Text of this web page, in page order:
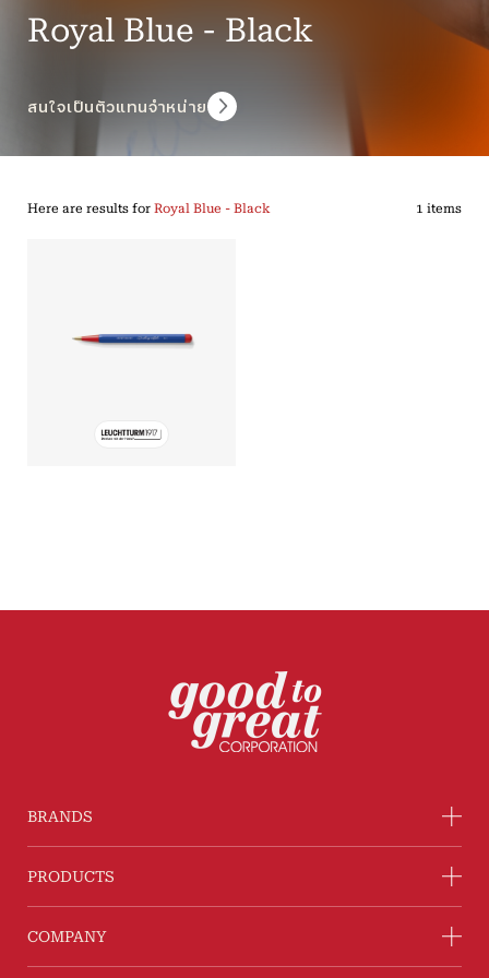
Royal Blue - Black
สนใจเป็นตัวแทนจำหน่าย
Here are results for Royal Blue - Black 1 items
BRANDS
PRODUCTS
COMPANY